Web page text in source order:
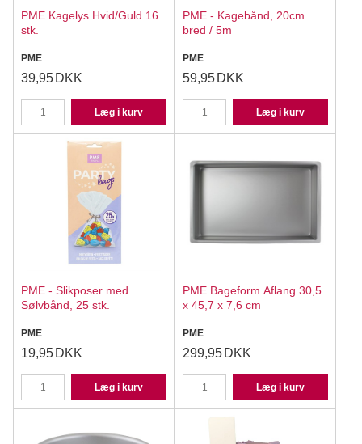
PME Kagelys Hvid/Guld 16
stk.
PME
39,95 DKK
Læg i kurv
PME - Kagebånd, 20cm
bred / 5m
PME
59,95 DKK
Læg i kurv
PME - Slikposer med
Sølvbånd, 25 stk.
PME
19,95 DKK
Læg i kurv
PME Bageform Aflang 30,5
x 45,7 x 7,6 cm
PME
299,95 DKK
Læg i kurv